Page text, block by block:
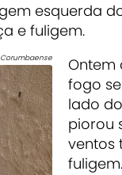
esquerda
e fuligem.
Corumbaense
Ontem
fogo
lado
piorou
ventos
fuligem.